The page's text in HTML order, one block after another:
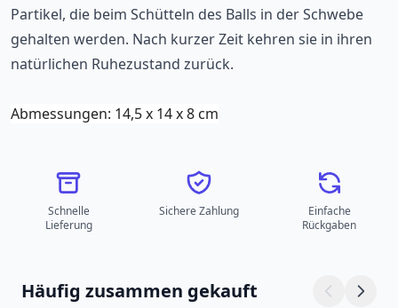
Partikel, die beim Schütteln des Balls in der Schwebe
gehalten werden. Nach kurzer Zeit kehren sie in ihren
natürlichen Ruhezustand zurück.
Abmessungen: 14,5 x 14 x 8 cm
Schnelle
Lieferung
Sichere Zahlung
Einfache
Rückgaben
Häufig zusammen gekauft